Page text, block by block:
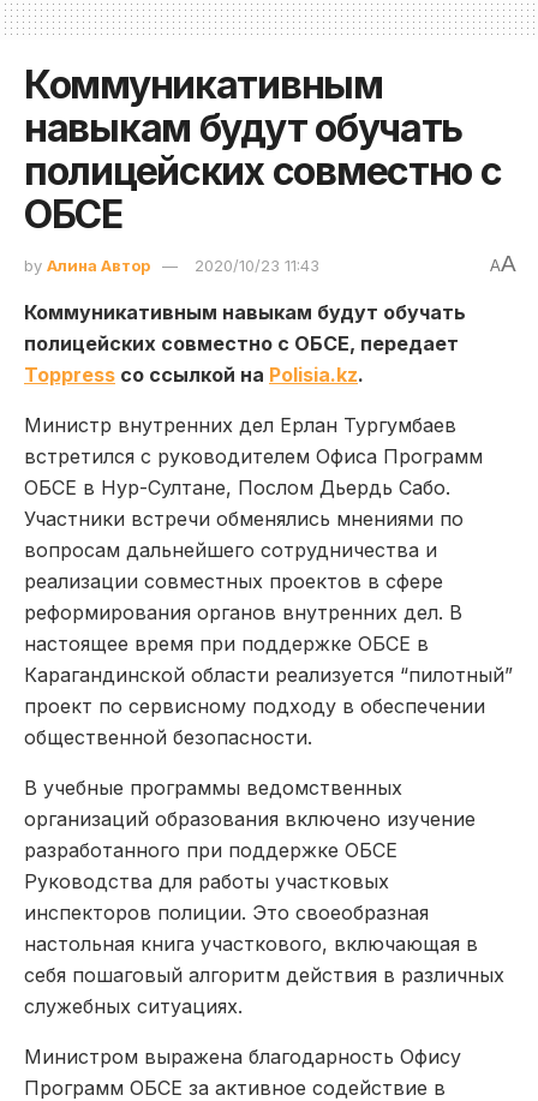
Коммуникативным
навыкам будут обучать
полицейских совместно с
ОБСЕ
by Алина Автор 2020/10/23 11:43 AA
Коммуникативным навыкам будут обучать
полицейских совместно с ОБСЕ, передает
Toppress со ссылкой на Polisia.kz.
Министр внутренних дел Ерлан Тургумбаев
встретился с руководителем Офиса Программ
ОБСЕ в Нур-Султане, Послом Дьердь Сабо.
Участники встречи обменялись мнениями по
вопросам дальнейшего сотрудничества и
реализации совместных проектов в сфере
реформирования органов внутренних дел. В
настоящее время при поддержке ОБСЕ в
Карагандинской области реализуется “пилотный”
проект по сервисному подходу в обеспечении
общественной безопасности.
В учебные программы ведомственных
организаций образования включено изучение
разработанного при поддержке ОБСЕ
Руководства для работы участковых
инспекторов полиции. Это своеобразная
настольная книга участкового, включающая в
себя пошаговый алгоритм действия в различных
служебных ситуациях.
Министром выражена благодарность Офису
Программ ОБСЕ за активное содействие в